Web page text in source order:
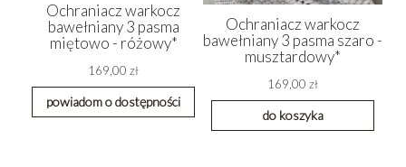
Ochraniacz warkocz
bawełniany 3 pasma
miętowo - różowy*
169,00 zł
powiadom o dostępności
Ochraniacz warkocz
bawełniany 3 pasma szaro -
musztardowy*
169,00 zł
do koszyka